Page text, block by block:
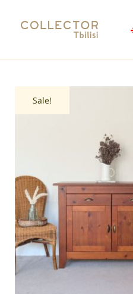
Sale!